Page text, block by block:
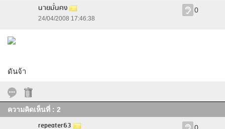
นายมั่นคง
24/04/2008 17:46:38
0
ดันจ้า
ความคิดเห็นที่ : 2
repeater63